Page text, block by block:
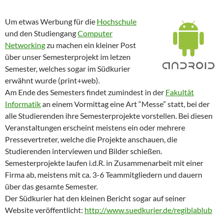
Um etwas Werbung für die Hochschule
und den StudiengangComputer
Networkingzu machen ein kleiner Post
über unser Semesterprojekt im letzen
Semester, welches sogar im Südkurier
erwähnt wurde (print+web).
Am Ende des Semesters findet zumindest in der Fakultät
Informatikan einem Vormittag eine Art “Messe” statt, bei der
alle Studierenden ihre Semesterprojekte vorstellen. Bei diesen
Veranstaltungen erscheint meistens ein oder mehrere
Pressevertreter, welche die Projekte anschauen, die
Studierenden interviewen und Bilder schießen.
Semesterprojekte laufen i.d.R. in Zusammenarbeit mit einer
Firma ab, meistens mit ca. 3-6 Teammitgliedern und dauern
über das gesamte Semester.
Der Südkurier hat den kleinen Bericht sogar auf seiner
Website veröffentlicht: http://www.suedkurier.de/regiblablub